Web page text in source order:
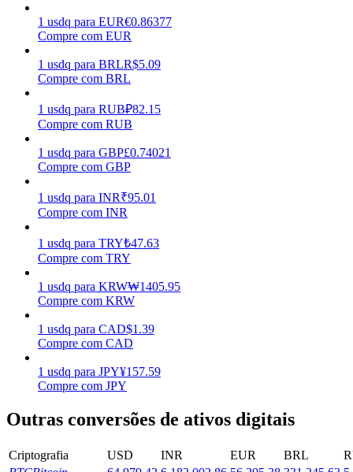
Aprenda como se manter lucrativo
Ganhar
Ganhe recompensas competitivas diariamente
1 usdq para EUR€0.86377
Compre com EUR
1 usdq para BRLR$5.09
Compre com BRL
1 usdq para RUB₽82.15
Compre com RUB
1 usdq para GBP£0.74021
Compre com GBP
1 usdq para INR₹95.01
Compre com INR
1 usdq para TRY₺47.63
Compre com TRY
1 usdq para KRW₩1405.95
Compre com KRW
1 usdq para CAD$1.39
Compre com CAD
1 usdq para JPY¥157.59
Compre com JPY
Outras conversões de ativos digitais
Criptografia USD INR EUR BRL